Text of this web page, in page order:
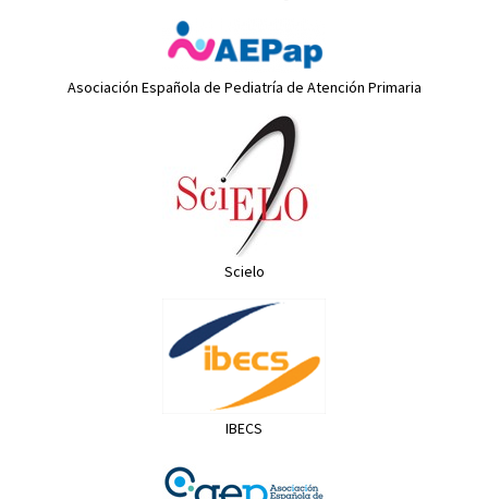
Asociación Española de Pediatría de Atención Primaria
Scielo
IBECS